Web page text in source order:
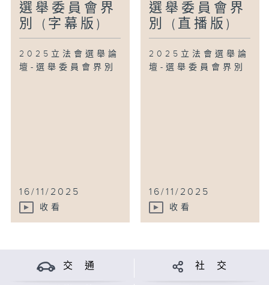
選舉委員會界
別 (字幕版)
2025立法會選舉論
壇-選舉委員會界別
16/11/2025
收看
選舉委員會界
別 (直播版)
2025立法會選舉論
壇-選舉委員會界別
16/11/2025
收看
交 通 社 交